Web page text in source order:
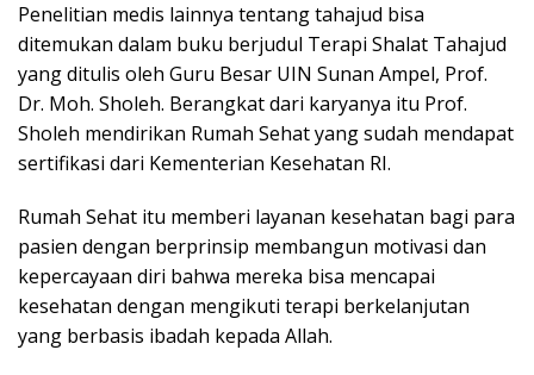
Penelitian medis lainnya tentang tahajud bisa
ditemukan dalam buku berjudul Terapi Shalat Tahajud
yang ditulis oleh Guru Besar UIN Sunan Ampel, Prof.
Dr. Moh. Sholeh. Berangkat dari karyanya itu Prof.
Sholeh mendirikan Rumah Sehat yang sudah mendapat
sertifikasi dari Kementerian Kesehatan RI.
Rumah Sehat itu memberi layanan kesehatan bagi para
pasien dengan berprinsip membangun motivasi dan
kepercayaan diri bahwa mereka bisa mencapai
kesehatan dengan mengikuti terapi berkelanjutan
yang berbasis ibadah kepada Allah.